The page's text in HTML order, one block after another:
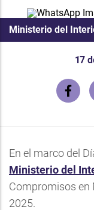
Ministerio del
17
En el marco del
Ministerio del
Compromisos en
2025.